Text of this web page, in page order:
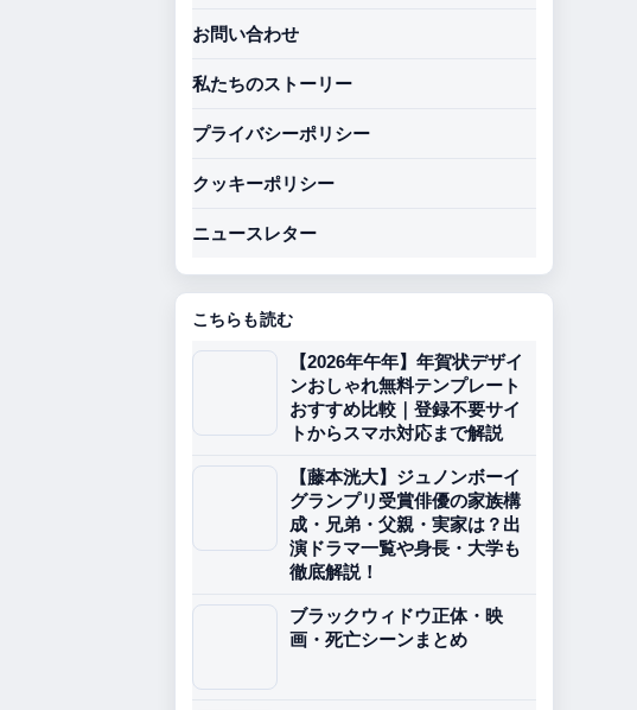
お問い合わせ
私たちのストーリー
プライバシーポリシー
クッキーポリシー
ニュースレター
こちらも読む
【2026年午年】年賀状デザイ
ンおしゃれ無料テンプレート
おすすめ比較｜登録不要サイ
トからスマホ対応まで解説
【藤本洸大】ジュノンボーイ
グランプリ受賞俳優の家族構
成・兄弟・父親・実家は？出
演ドラマ一覧や身長・大学も
徹底解説！
ブラックウィドウ正体・映
画・死亡シーンまとめ